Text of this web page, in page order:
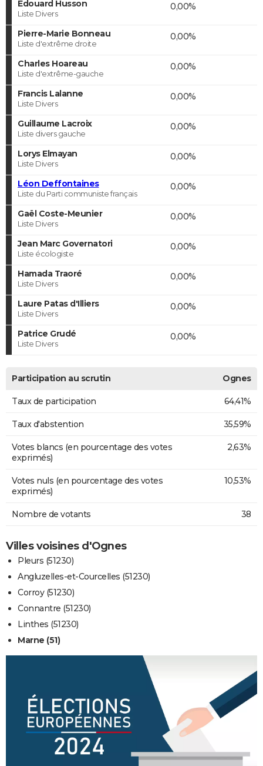
Edouard Husson
Liste Divers
0,00%
Pierre-Marie Bonneau
Liste d'extrême droite
0,00%
Charles Hoareau
Liste d'extrême-gauche
0,00%
Francis Lalanne
Liste Divers
0,00%
Guillaume Lacroix
Liste divers gauche
0,00%
Lorys Elmayan
Liste Divers
0,00%
Léon Deffontaines
Liste du Parti communiste français
0,00%
Gaël Coste-Meunier
Liste Divers
0,00%
Jean Marc Governatori
Liste écologiste
0,00%
Hamada Traoré
Liste Divers
0,00%
Laure Patas d'Illiers
Liste Divers
0,00%
Patrice Grudé
Liste Divers
0,00%
Participation au scrutin Ognes
Taux de participation 64,41%
Taux d'abstention 35,59%
Votes blancs (en pourcentage des votes
exprimés)
2,63%
Votes nuls (en pourcentage des votes
exprimés)
10,53%
Nombre de votants 38
Villes voisines d'Ognes
Pleurs (51230)
Angluzelles-et-Courcelles (51230)
Corroy (51230)
Connantre (51230)
Linthes (51230)
Marne (51)